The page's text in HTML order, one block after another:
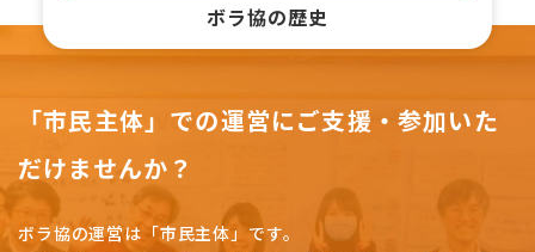
ボラ協の歴史
「市民主体」での運営にご支援・参加いた
だけませんか？
ボラ協の運営は「市民主体」です。